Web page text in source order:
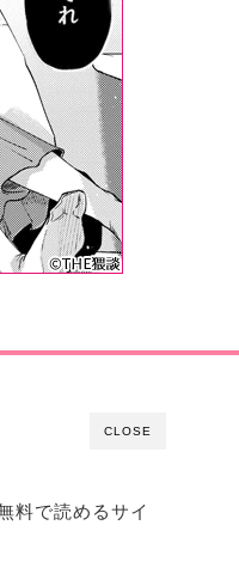
CLOSE
料で読めるサイ